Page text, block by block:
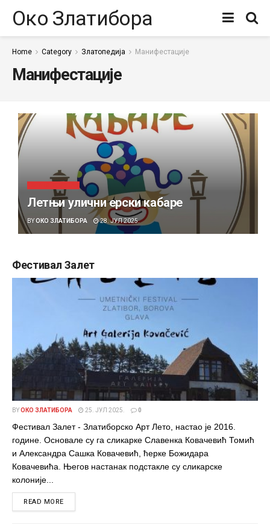
Око Златибора
Home Category Златопедија Манифестације
Манифестације
Летњи улични ерски кабаре
BYОКО ЗЛАТИБОРА 28. ЈУЛ 2025.
Фестивал Залет
BYОКО ЗЛАТИБОРА 25. ЈУЛ 2025. 0
Фестивал Залет - Златиборско Арт Лето, настао је 2016.
године. Основале су га сликарке Славенка Ковачевић Томић
и Александра Сашка Ковачевић, ћерке Божидара
Ковачевића. Његов настанак подстакле су сликарске
колоније...
READ MOREDETAILS